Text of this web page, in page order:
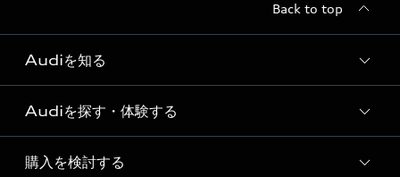
Back to top
Audiを知る
Audi ブランド
Story of Progress
Audiを探す・体験する
ディーラー検索
購入を検討する